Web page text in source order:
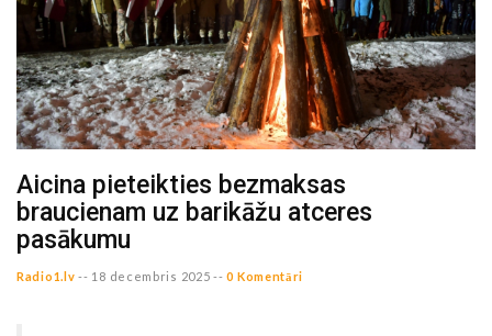
Aicina pieteikties bezmaksas
braucienam uz barikāžu atceres
pasākumu
Radio1.lv -- 18 decembris 2025 -- 0 Komentāri